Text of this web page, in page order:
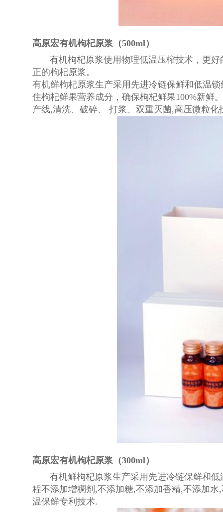
高原宏有机枸杞原浆（500ml）
有机枸杞原浆使用物理低温压榨技术，更
正的枸杞原浆。
有机鲜枸杞原浆生产采用先进冷链保鲜和低温
住枸杞鲜果营养成分，确保枸杞鲜果100%新鲜
产线,清洗、破碎、 打浆、双重灭菌,高压微粒
高原宏有机枸杞原浆（300ml）
有机鲜枸杞原浆生产采用先进冷链保鲜和
程不添加增稠剂,不添加糖,不添加香精,不添加
温保鲜专利技术.